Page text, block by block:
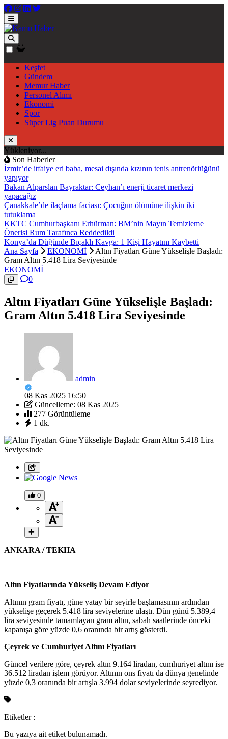
Keşfet
Gündem
Memur Haber
Personel Alımı
Ekonomi
Spor
Süper Lig Puan Durumu
Yükleniyor...
Son Haberler
İzmir’de itfaiye eri baba, mesai dışında kızının tenis antrenörlüğünü
yapıyor
Bakan Alparslan Bayraktar: Ceyhan’ı enerji ticaret merkezi
yapacağız
Çanakkale’de ilaçlama faciası: Çocuğun ölümüne ilişkin iki
tutuklama
KKTC Cumhurbaşkanı Erhürman: BM’nin Mayın Temizleme
Önerisi Rum Tarafınca Reddedildi
Konya’da Düğünde Bıçaklı Kavga: 1 Kişi Hayatını Kaybetti
Ana Sayfa
EKONOMİ
Altın Fiyatları Güne Yükselişle Başladı:
Gram Altın 5.418 Lira Seviyesinde
EKONOMİ
0
Altın Fiyatları Güne Yükselişle Başladı:
Gram Altın 5.418 Lira Seviyesinde
admin
08 Kas 2025 16:50
Güncelleme: 08 Kas 2025
277 Görüntüleme
1 dk.
0
ANKARA / TEKHA
Altın Fiyatlarında Yükseliş Devam Ediyor
Altının gram fiyatı, güne yatay bir seyirle başlamasının ardından
yükselişe geçerek 5.418 lira seviyelerine ulaştı. Dün günü 5.389,4
lira seviyesinde tamamlayan gram altın, sabah saatlerinde önceki
kapanışa göre yüzde 0,6 oranında bir artış gösterdi.
Çeyrek ve Cumhuriyet Altını Fiyatları
Güncel verilere göre, çeyrek altın 9.164 liradan, cumhuriyet altını ise
36.512 liradan işlem görüyor. Altının ons fiyatı da dünya genelinde
yüzde 0,3 oranında bir artışla 3.994 dolar seviyelerinde seyrediyor.
Etiketler :
Bu yazıya ait etiket bulunamadı.